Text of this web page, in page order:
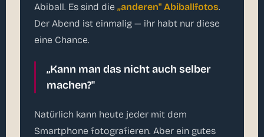
Abiball. Es sind die „anderen" Abiballfotos.
Der Abend ist einmalig — ihr habt nur diese
eine Chance.
„Kann man das nicht auch selber
machen?"
Natürlich kann heute jeder mit dem
Smartphone fotografieren. Aber ein gutes